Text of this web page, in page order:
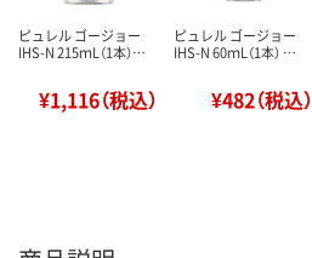
ピュレル ゴージョー
IHS-N 215ｍL（1本）…
¥1,116（税込）
ピュレル ゴージョー
IHS-N 60ｍL（1本） …
¥482（税込）